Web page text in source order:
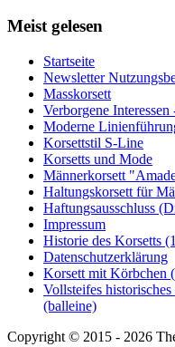
Meist gelesen
Startseite
Newsletter
Masskorsett
Verborgene
Moderne
Korsettstil S-Line
Korsetts und Mode
Männerkorsett
Haltungskorsett für
Haftungsausschluss
Impressum
Historie des Korsetts
Datenschutzerklärung
Korsett mit Körbchen
Vollsteifes
(balleine)
Copyright © 2015 - 2026